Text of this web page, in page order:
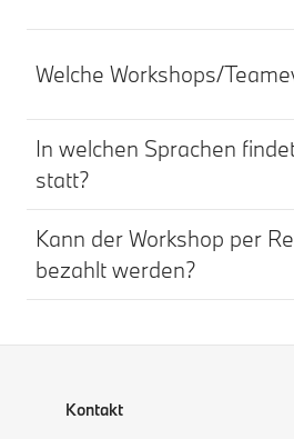
Welche Workshops/
In welchen Sprachen
statt?
Kann der Workshop per
bezahlt werden?
Kontakt